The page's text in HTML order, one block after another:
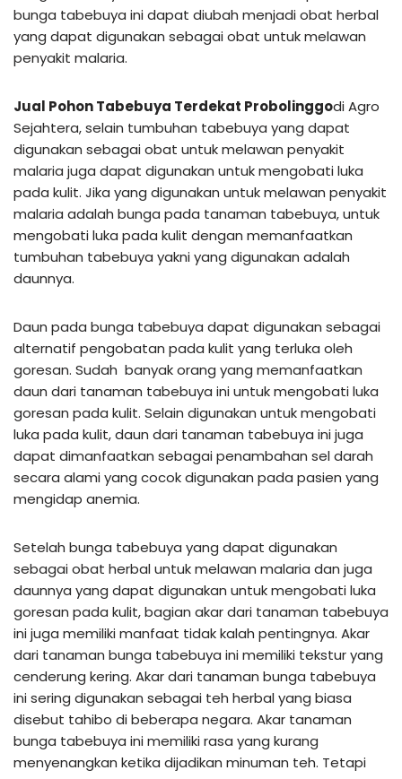
bunga tabebuya ini dapat diubah menjadi obat herbal
yang dapat digunakan sebagai obat untuk melawan
penyakit malaria.
Jual Pohon Tabebuya Terdekat Probolinggodi Agro
Sejahtera, selain tumbuhan tabebuya yang dapat
digunakan sebagai obat untuk melawan penyakit
malaria juga dapat digunakan untuk mengobati luka
pada kulit. Jika yang digunakan untuk melawan penyakit
malaria adalah bunga pada tanaman tabebuya, untuk
mengobati luka pada kulit dengan memanfaatkan
tumbuhan tabebuya yakni yang digunakan adalah
daunnya.
Daun pada bunga tabebuya dapat digunakan sebagai
alternatif pengobatan pada kulit yang terluka oleh
goresan. Sudah banyak orang yang memanfaatkan
daun dari tanaman tabebuya ini untuk mengobati luka
goresan pada kulit. Selain digunakan untuk mengobati
luka pada kulit, daun dari tanaman tabebuya ini juga
dapat dimanfaatkan sebagai penambahan sel darah
secara alami yang cocok digunakan pada pasien yang
mengidap anemia.
Setelah bunga tabebuya yang dapat digunakan
sebagai obat herbal untuk melawan malaria dan juga
daunnya yang dapat digunakan untuk mengobati luka
goresan pada kulit, bagian akar dari tanaman tabebuya
ini juga memiliki manfaat tidak kalah pentingnya. Akar
dari tanaman bunga tabebuya ini memiliki tekstur yang
cenderung kering. Akar dari tanaman bunga tabebuya
ini sering digunakan sebagai teh herbal yang biasa
disebut tahibo di beberapa negara. Akar tanaman
bunga tabebuya ini memiliki rasa yang kurang
menyenangkan ketika dijadikan minuman teh. Tetapi